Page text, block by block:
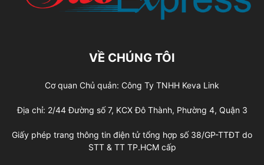
VỀ CHÚNG TÔI
Cơ quan Chủ quản: Công Ty TNHH Keva Link
Địa chỉ: 2/44 Đường số 7, KCX Đô Thành, Phường 4, Quận 3
Giấy phép trang thông tin điện tử tổng hợp số 38/GP-TTĐT do
STT & TT TP.HCM cấp